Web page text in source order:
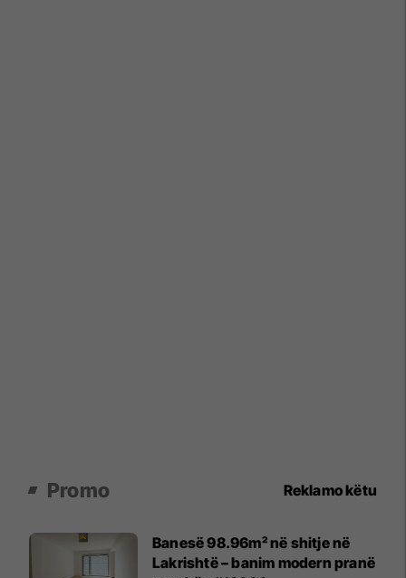
Promo Reklamo këtu
Banesë 98.96m² në shitje në
Lakrishtë – banim modern pranë